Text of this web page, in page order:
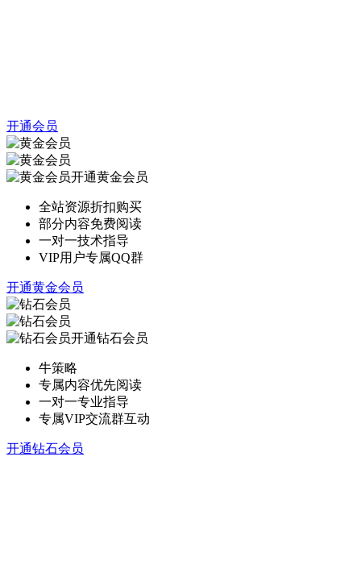
开通会员
开通黄金会员
全站资源折扣购买
部分内容免费阅读
一对一技术指导
VIP用户专属QQ群
开通黄金会员
开通钻石会员
牛策略
专属内容优先阅读
一对一专业指导
专属VIP交流群互动
开通钻石会员